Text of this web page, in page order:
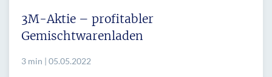
3M-Aktie – profitabler
Gemischtwarenladen
3 min | 05.05.2022